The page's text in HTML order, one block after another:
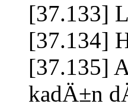
[37.133]
[37.134]
[37.135]
kadÄ±n